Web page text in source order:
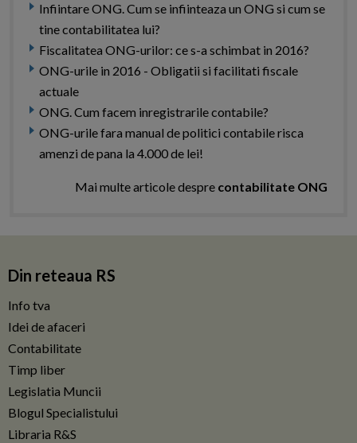
Infiintare ONG. Cum se infiinteaza un ONG si cum se
tine contabilitatea lui?
Fiscalitatea ONG-urilor: ce s-a schimbat in 2016?
ONG-urile in 2016 - Obligatii si facilitati fiscale
actuale
ONG. Cum facem inregistrarile contabile?
ONG-urile fara manual de politici contabile risca
amenzi de pana la 4.000 de lei!
Mai multe articole despre contabilitate ONG
Din reteaua RS
Info tva
Idei de afaceri
Contabilitate
Timp liber
Legislatia Muncii
Blogul Specialistului
Libraria R&S